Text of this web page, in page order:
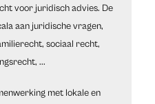
voor juridisch advies. De
aan juridische vragen,
sociaal recht,
...
met lokale en